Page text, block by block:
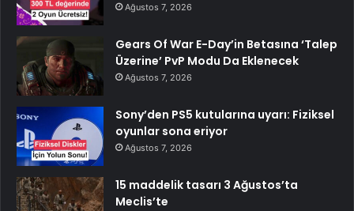
Ağustos 7, 2026
Gears Of War E-Day’in Betasına ‘Talep
Üzerine’ PvP Modu Da Eklenecek
Ağustos 7, 2026
Sony’den PS5 kutularına uyarı: Fiziksel
oyunlar sona eriyor
Ağustos 7, 2026
15 maddelik tasarı 3 Ağustos’ta
Meclis’te